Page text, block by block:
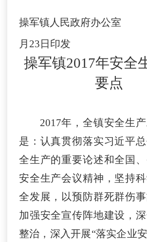
操军镇人民政府办公室
月 23 日 印发
操军镇201 7年安全
要点
2017年，全镇安全生
是：认真贯彻落实习近平
全生产的重要论述和全国
安全生产会议精神，坚持
全发展，以预防群死群伤事
加强安全宣传阵地建设，
整治，深入开展“落实企业